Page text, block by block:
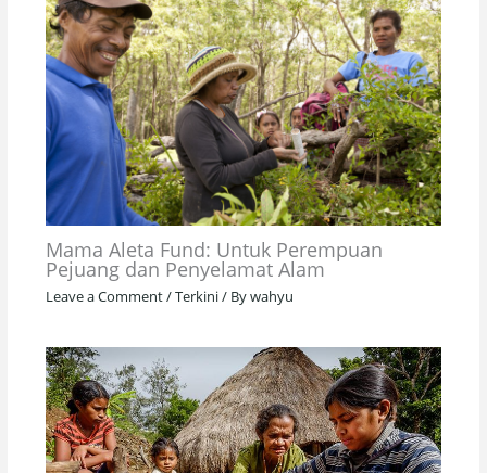
Mama Aleta Fund: Untuk Perempuan
Pejuang dan Penyelamat Alam
Leave a Comment/Terkini/ Bywahyu